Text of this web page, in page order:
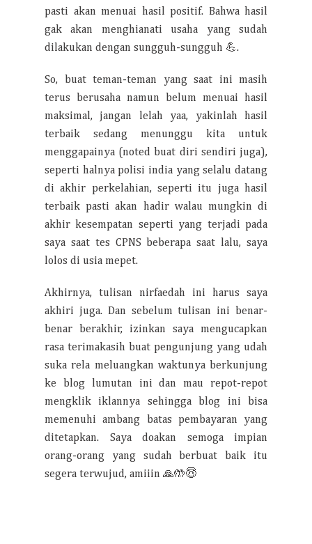
pasti akan menuai hasil positif. Bahwa hasil
gak akan menghianati usaha yang sudah
dilakukan dengan sungguh-sungguh 💪.
So, buat teman-teman yang saat ini masih
terus berusaha namun belum menuai hasil
maksimal, jangan lelah yaa, yakinlah hasil
terbaik sedang menunggu kita untuk
menggapainya (noted buat diri sendiri juga),
seperti halnya polisi india yang selalu datang
di akhir perkelahian, seperti itu juga hasil
terbaik pasti akan hadir walau mungkin di
akhir kesempatan seperti yang terjadi pada
saya saat tes CPNS beberapa saat lalu, saya
lolos di usia mepet.
Akhirnya, tulisan nirfaedah ini harus saya
akhiri juga. Dan sebelum tulisan ini benar-
benar berakhir, izinkan saya mengucapkan
rasa terimakasih buat pengunjung yang udah
suka rela meluangkan waktunya berkunjung
ke blog lumutan ini dan mau repot-repot
mengklik iklannya sehingga blog ini bisa
memenuhi ambang batas pembayaran yang
ditetapkan. Saya doakan semoga impian
orang-orang yang sudah berbuat baik itu
segera terwujud, amiiin 🙏🤲😇